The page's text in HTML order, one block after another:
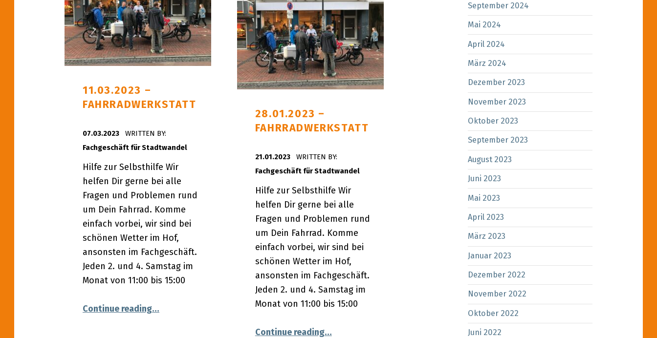
11.03.2023 –
FAHRRADWERKSTATT
07.03.2023
WRITTEN BY:
Fachgeschäft für Stadtwandel
Hilfe zur Selbsthilfe Wir
helfen Dir gerne bei alle
Fragen und Problemen rund
um Dein Fahrrad. Komme
einfach vorbei, wir sind bei
schönen Wetter im Hof,
ansonsten im Fachgeschäft.
Jeden 2. und 4. Samstag im
Monat von 11:00 bis 15:00
Continue reading
“11.03.2023 – Fahrradwerkstatt”
…
28.01.2023 –
FAHRRADWERKSTATT
21.01.2023
WRITTEN BY:
Fachgeschäft für Stadtwandel
Hilfe zur Selbsthilfe Wir
helfen Dir gerne bei alle
Fragen und Problemen rund
um Dein Fahrrad. Komme
einfach vorbei, wir sind bei
schönen Wetter im Hof,
ansonsten im Fachgeschäft.
Jeden 2. und 4. Samstag im
Monat von 11:00 bis 15:00
Continue reading…
September 2024
Mai 2024
April 2024
März 2024
Dezember 2023
November 2023
Oktober 2023
September 2023
August 2023
Juni 2023
Mai 2023
April 2023
März 2023
Januar 2023
Dezember 2022
November 2022
Oktober 2022
Juni 2022